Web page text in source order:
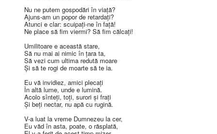
Nu ne putem gospodări în viaţă?
Ajuns-am un popor de retardaţi?
Atunci e clar: scuipaţi-ne în faţă!
Ne place să fim viermi? Să fim călcaţi!
Umilitoare e această stare,
Să nu mai ai nimic în ţara ta,
Să vezi cum ultima redută moare
Şi să te rogi de moarte să te ia.
Eu vă invidiez, amici plecaţi
În altă lume, unde e lumină.
Acolo sînteţi, toţi, surori şi fraţi
Şi beţi nectar, nu apă cu rugină.
V-a luat la vreme Dumnezeu la cer,
Eu văd în asta, poate, o răsplată,